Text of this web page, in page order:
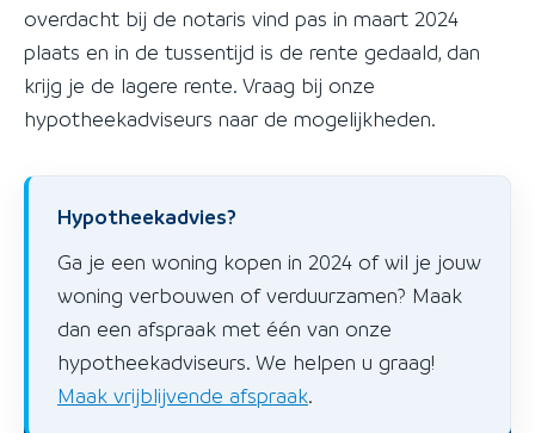
overdacht bij de notaris vind pas in maart 2024
plaats en in de tussentijd is de rente gedaald, dan
krijg je de lagere rente. Vraag bij onze
hypotheekadviseurs naar de mogelijkheden.
Hypotheekadvies?
Ga je een woning kopen in 2024 of wil je jouw
woning verbouwen of verduurzamen? Maak
dan een afspraak met één van onze
hypotheekadviseurs. We helpen u graag!
Maak vrijblijvende afspraak.